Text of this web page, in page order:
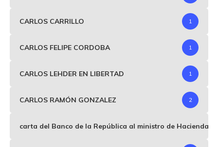
CARLOS CARRILLO 1
CARLOS FELIPE CORDOBA 1
CARLOS LEHDER EN LIBERTAD 1
CARLOS RAMÓN GONZALEZ 2
carta del Banco de la República al ministro de Hacienda